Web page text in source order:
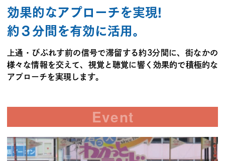
効果的なアプローチを実現!
約３分間を有効に活用。
上通・びぷれす前の信号で滞留する約3分間に、街なかの
様々な情報を交えて、視覚と聴覚に響く効果的で積極的な
アプローチを実現します。
Event